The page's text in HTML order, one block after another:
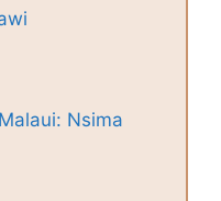
Nsima